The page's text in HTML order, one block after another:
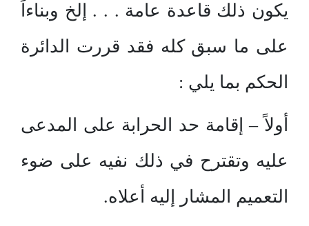
يكون ذلك قاعدة عامة . . . إلخ وبناءاً
على ما سبق كله فقد قررت الدائرة
الحكم بما يلي :
أولاً – إقامة حد الحرابة على المدعى
عليه وتقترح في ذلك نفيه على ضوء
التعميم المشار إليه أعلاه.